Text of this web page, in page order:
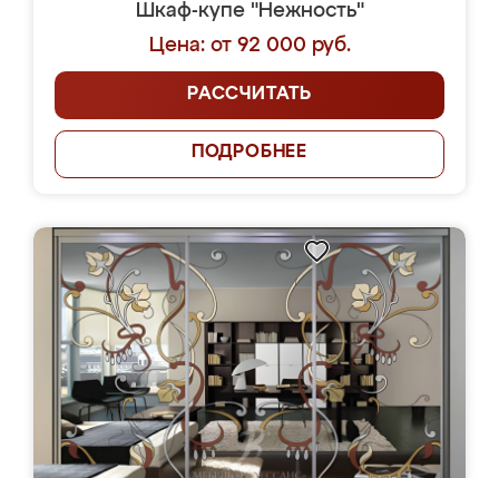
Шкаф-купе "Нежность"
Цена: от 92 000 руб.
РАССЧИТАТЬ
ПОДРОБНЕЕ